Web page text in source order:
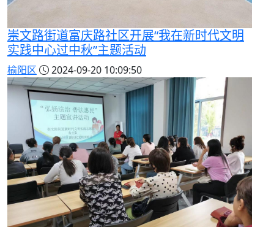
崇文路街道富庆路社区开展“我在新时代文明
实践中心过中秋”主题活动
榆阳区 2024-09-20 10:09:50